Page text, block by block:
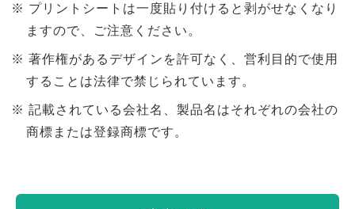
プリントシートは一度貼り付けると剥がせなくなり
ますので、ご注意ください。
著作権があるデザインを許可なく、営利目的で使用
することは法律で禁じられています。
記載されている会社名、製品名はそれぞれの会社の
商標または登録商標です。